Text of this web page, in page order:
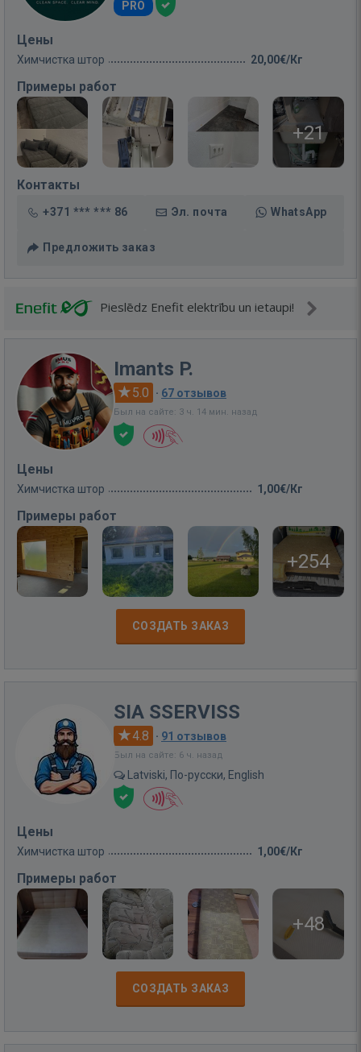
PRO
Цены
Химчистка штор 20,00€/Кг
Примеры работ
+21
Контакты
+371 *** *** 86 Эл. почта WhatsApp
Предложить заказ
Pieslēdz Enefit elektrību un ietaupi!
Imants P.
5.0 · 67 отзывов
Был на сайте: 3 ч. 14 мин. назад
Цены
Химчистка штор 1,00€/Кг
Примеры работ
+254
СОЗДАТЬ ЗАКАЗ
SIA SSERVISS
4.8 · 91 отзывов
Был на сайте: 6 ч. назад
Latviski, По-русски, English
Цены
Химчистка штор 1,00€/Кг
Примеры работ
+48
СОЗДАТЬ ЗАКАЗ